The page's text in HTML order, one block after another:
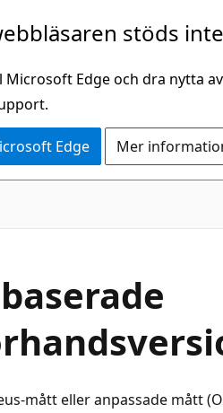
stöds
Microsoft Edge och dra nytta
Edge Mer
mått eller anpassade mått